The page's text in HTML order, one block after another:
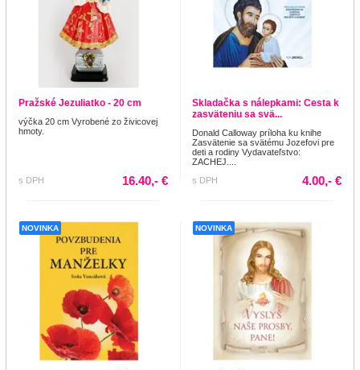
Pražské Jezuliatko - 20 cm
výčka 20 cm Vyrobené zo živicovej
hmoty.
s DPH 16.40,- €
Skladačka s nálepkami: Cesta k
zasväteniu sa svä...
Donald Calloway príloha ku knihe
Zasvätenie sa svätému Jozefovi pre
deti a rodiny Vydavateľstvo:
ZACHEJ....
s DPH
4.00,- €
NOVINKA NOVINKA